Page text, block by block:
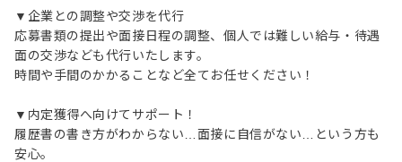
▼企業との調整や交渉を代行
応募書類の提出や面接日程の調整、個人では難しい給与・待遇
面の交渉なども代行いたします。
時間や手間のかかることなど全てお任せください！
▼内定獲得へ向けてサポート！
履歴書の書き方がわからない…面接に自信がない…という方も
安心。